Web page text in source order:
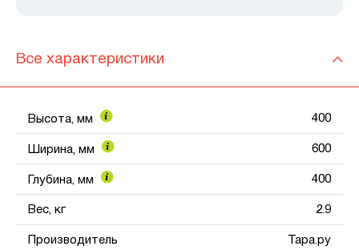
Все характеристики
Высота, мм 400
Ширина, мм 600
Глубина, мм 400
Вес, кг 2.9
Производитель Тара.ру